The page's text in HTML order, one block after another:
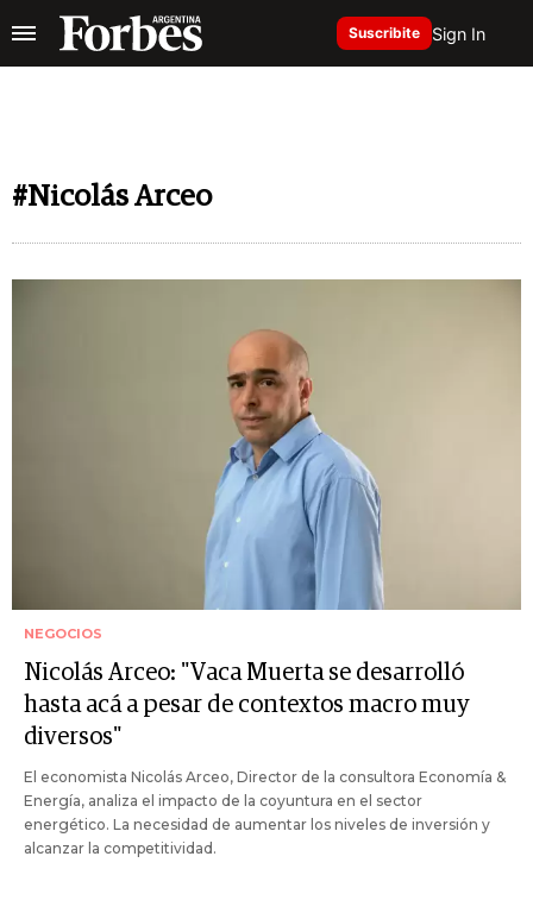
Suscribite Sign In
#Nicolás Arceo
NEGOCIOS
Nicolás Arceo: "Vaca Muerta se desarrolló
hasta acá a pesar de contextos macro muy
diversos"
El economista Nicolás Arceo, Director de la consultora Economía &
Energía, analiza el impacto de la coyuntura en el sector
energético. La necesidad de aumentar los niveles de inversión y
alcanzar la competitividad.